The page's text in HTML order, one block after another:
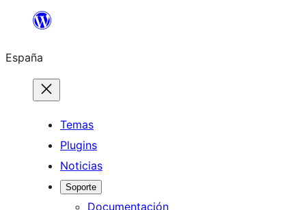
Saltar
contenido
España
Temas
Plugins
Noticias
Soporte
Documentación